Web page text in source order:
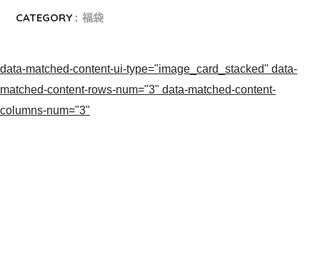
CATEGORY : 福袋
data-matched-content-ui-type="image_card_stacked" data-
matched-content-rows-num="3" data-matched-content-
columns-num="3"